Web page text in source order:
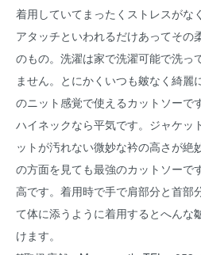
着用していてまったくストレスがな
アタッチといわれるだけあってその
のもの。洗濯は家で洗濯可能で洗っ
ません。とにかくいつも皴なく綺麗
のニット感覚で使えるカットソーで
ハイネックなら平気です。ジャケッ
ットが汚れない微妙な衿の高さが絶
の方面を見ても最強のカットソーで
高です。着用時で手で肩部分と首部
て体に添うように着用するとへんな
けます。